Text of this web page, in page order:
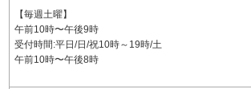
【毎週土曜】
午前10時〜午後9時
受付時間:平日/日/祝10時～19時/土
午前10時〜午後8時